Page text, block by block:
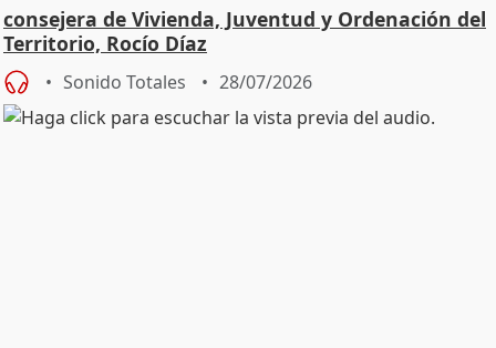
consejera de Vivienda, Juventud y Ordenación del
Territorio, Rocío Díaz
Sonido Totales 28/07/2026